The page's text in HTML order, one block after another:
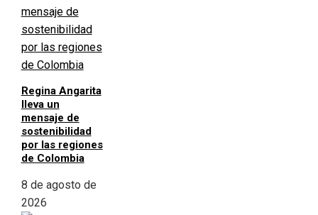
Regina Angarita
lleva un
mensaje de
sostenibilidad
por las regiones
de Colombia
8 de agosto de
2026